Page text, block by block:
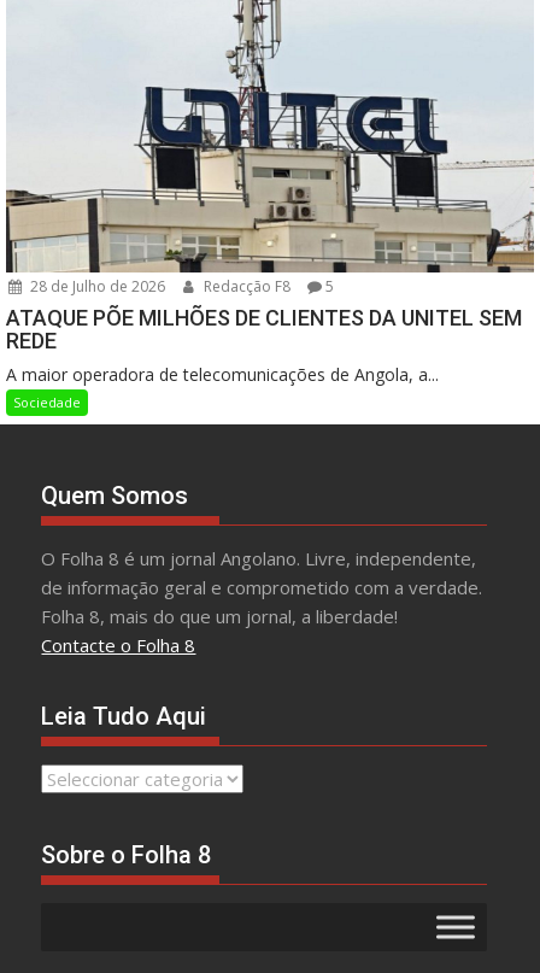
28 de Julho de 2026 Redacção F8 5
ATAQUE PÕE MILHÕES DE CLIENTES DA UNITEL SEM
REDE
A maior operadora de telecomunicações de Angola, a...
Sociedade
Quem Somos
O Folha 8 é um jornal Angolano. Livre, independente,
de informação geral e comprometido com a verdade.
Folha 8, mais do que um jornal, a liberdade!
Contacte o Folha 8
Leia Tudo Aqui
Leia
Sobre o Folha 8